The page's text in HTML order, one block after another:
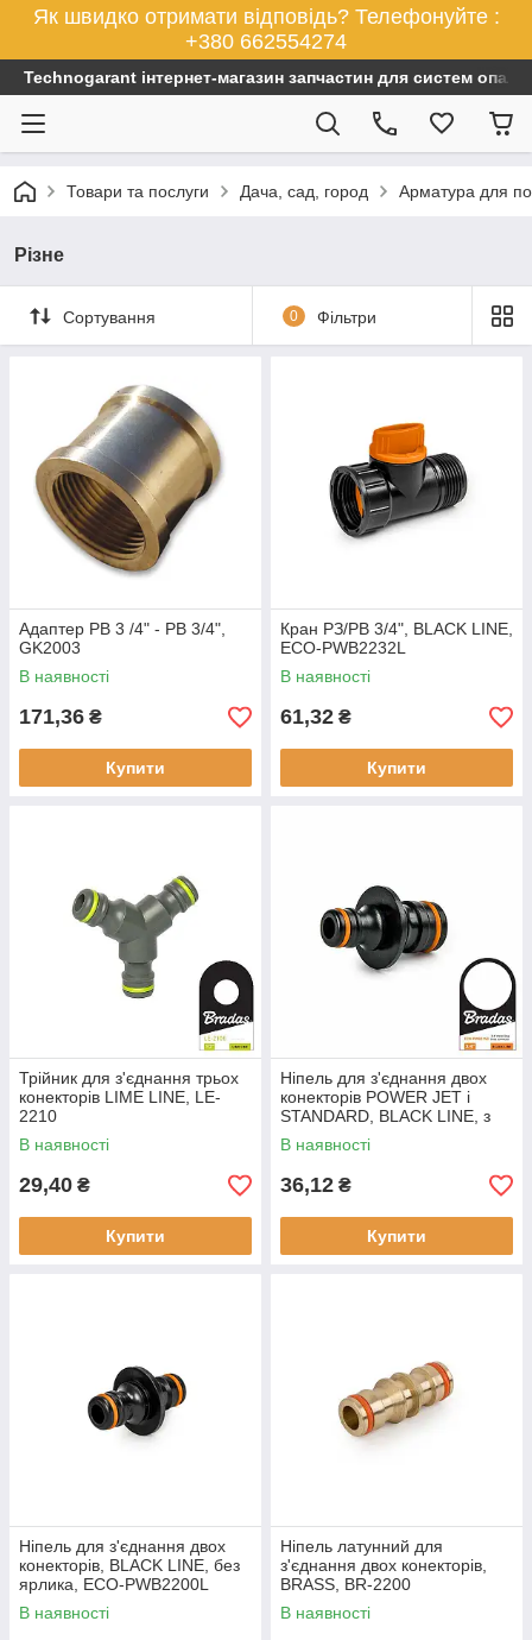
Як швидко отримати відповідь? Телефонуйте :
+380 662554274
Technogarant інтернет-магазин запчастин для систем
Товари та послуги Дача, сад, город Арматура для
Різне
Сортування 0 Фільтри
Адаптер РВ 3 /4" - РВ 3/4",
GK2003
В наявності
171,36 ₴
Купити
Кран РЗ/РВ 3/4", BLACK LINE,
ECO-PWB2232L
В наявності
61,32 ₴
Купити
Трійник для з'єднання трьох
конекторів LIME LINE, LE-
2210
В наявності
29,40 ₴
Купити
Ніпель для з'єднання двох
конекторів POWER JET і
STANDARD, BLACK LINE, з
ярликом, ECO-PWB2202
В наявності
36,12 ₴
Купити
Ніпель для з'єднання двох
конекторів, BLACK LINE, без
ярлика, ECO-PWB2200L
В наявності
Ніпель латунний для
з'єднання двох конекторів,
BRASS, BR-2200
В наявності